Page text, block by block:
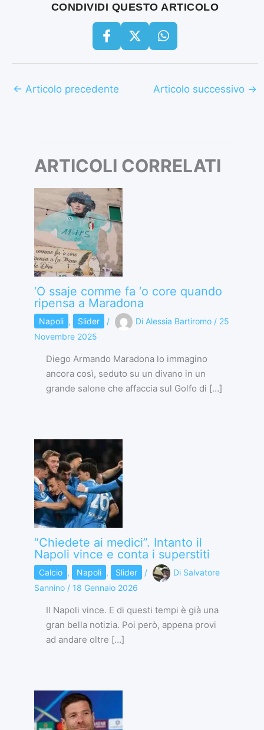
CONDIVIDI QUESTO ARTICOLO
← Articolo precedente Articolo successivo →
ARTICOLI CORRELATI
‘O ssaje comme fa ‘o core quando
ripensa a Maradona
Napoli , Slider / Di Alessia Bartiromo / 25
Novembre 2025
Diego Armando Maradona lo immagino
ancora così, seduto su un divano in un
grande salone che affaccia sul Golfo di […]
“Chiedete ai medici”. Intanto il
Napoli vince e conta i superstiti
Calcio , Napoli , Slider / Di Salvatore
Sannino / 18 Gennaio 2026
Il Napoli vince. E di questi tempi è già una
gran bella notizia. Poi però, appena provi
ad andare oltre […]